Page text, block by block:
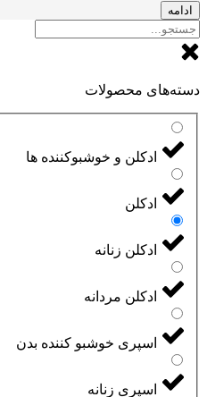
ادامه
دسته‌های محصولات
ادکلن و خوشبوکننده ها
ادکلن
ادکلن زنانه
ادکلن مردانه
اسپری خوشبو کننده بدن
اسپری زنانه